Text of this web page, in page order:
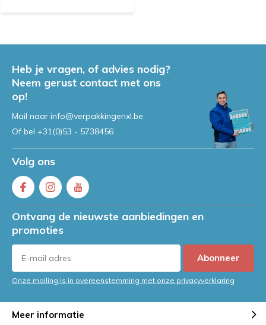
Heb je vragen, of advies nodig?
Neem gerust contact met ons
op!
Mail naar info@verpakkingenxl.be
Of bel +31(0)53 - 5738456
Volg ons
Ontvang de nieuwste aanbiedingen en
promoties
Abonneer
Onze mailing is in overeenstemming met onze privacyverklaring
Meer informatie